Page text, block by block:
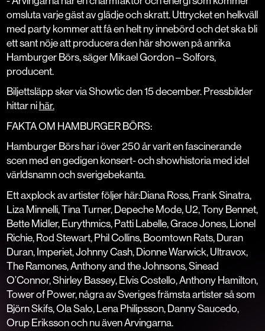
omsluta varje gäst av glädje och skratt. Uttrycket en helkväll
med party kommer att få en helt ny innebörd och det ska bli
ett sant nöje att producera den här showen på anrika
Hamburger Börs, säger Mikael Gordon – Solfors,
producent.
Biljettsläpp sker via Showtic den 15 december. Pressbilder
hittar ni här.
FAKTA OM HAMBURGER BÖRS:
Hamburger Börs har i över 250 år varit en fascinerande
scen med en gedigen konsert- och showhistoria med idel
världsnamn och sverigebekanta.
Ett axplock av artister följer här:Diana Ross, Frank Sinatra,
Liza Minnelli, Tina Turner, Depeche Mode, U2, Tony Bennet,
Bette Midler, Eurythmics, Patti Labelle, Grace Jones, Lionel
Richie, Rod Stewart, Phil Collins, Boomtown Rats, Duran
Duran, Imperiet, Johnny Cash, Dionne Warwick, Ultravox,
The Ramones, Anthony and the Johnsons, Sinead
O’Connor, Shirley Bassey, Elvis Costello, Anthony Hamilton,
Tower of Power, några av Sveriges främsta artister så som
Björn Skifs, Ola Salo, Lena Philipsson, Danny Saucedo,
Orup Eriksson och nu även Arvingarna.